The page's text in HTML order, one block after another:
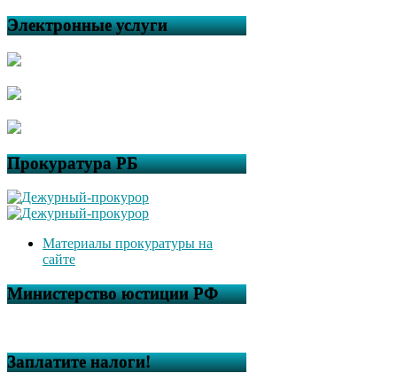
Электронные услуги
Прокуратура РБ
Материалы прокуратуры на
сайте
Министерство юстиции РФ
Заплатите налоги!